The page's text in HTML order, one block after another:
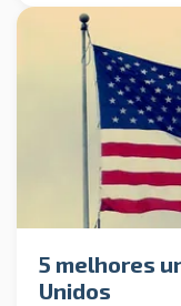
5 melhores
Unidos